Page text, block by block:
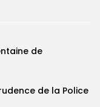
de
de la Police